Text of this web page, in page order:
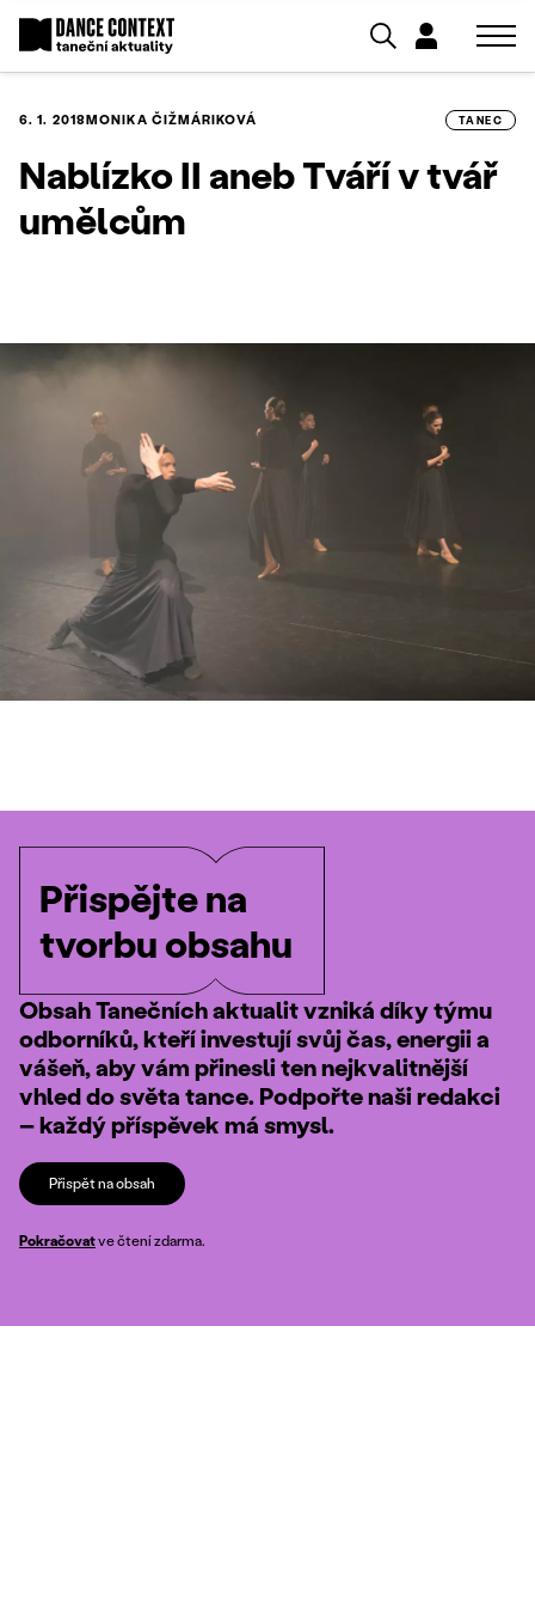
6. 1. 2018MONIKA ČIŽMÁRIKOVÁ TANEC
Nablízko II aneb Tváří v tvář
umělcům
Přispějte na
tvorbu obsahu
Obsah Tanečních aktualit vzniká díky týmu
odborníků, kteří investují svůj čas, energii a
vášeň, aby vám přinesli ten nejkvalitnější
vhled do světa tance. Podpořte naši redakci
– každý příspěvek má smysl.
Přispět na obsah
Pokračovatve čtení zdarma.